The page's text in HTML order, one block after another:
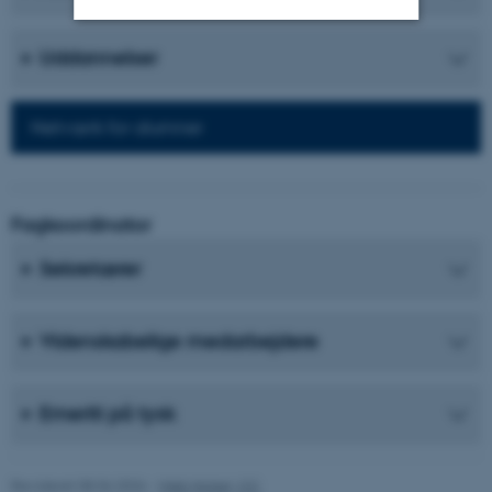
Uddannelser
Fagkoordinator
Sekretærer
Videnskabelige medarbejdere
Emeriti på tysk
Funktionelle Uklassificerede
med at gøre hjemmesiden
grundlæggende funktioner
fungerer uden disse cookies.